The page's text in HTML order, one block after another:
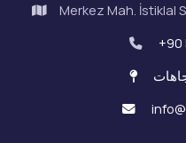
Merkez Mah. İstiklal
+90